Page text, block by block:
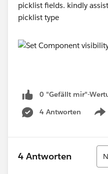
picklist fields. kindly
picklist type
0 "Gefällt mir"-
4 Antworten
4 Antworten